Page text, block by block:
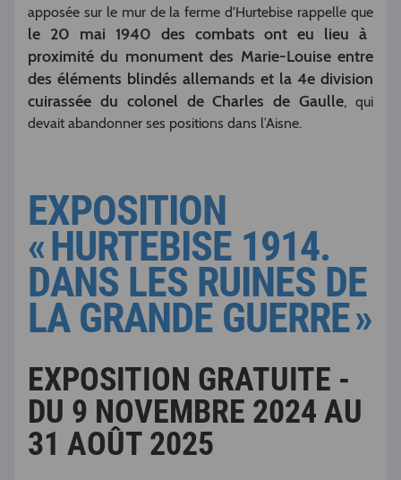
apposée sur le mur de la ferme d'Hurtebise rappelle que
le 20 mai 1940 des combats ont eu lieu à
proximité du monument des Marie-Louise entre
des éléments blindés allemands et la 4e division
cuirassée du colonel de Charles de Gaulle, qui
devait abandonner ses positions dans l’Aisne.
EXPOSITION
« HURTEBISE 1914.
DANS LES RUINES DE
LA GRANDE GUERRE »
EXPOSITION GRATUITE -
DU 9 NOVEMBRE 2024 AU
31 AOÛT 2025